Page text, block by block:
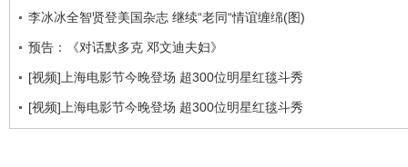
李冰冰全智贤登美国杂志 继续“老同“情谊缠绵(图)
预告：《对话默多克 邓文迪夫妇》
[视频]上海电影节今晚登场 超300位明星红毯斗秀
[视频]上海电影节今晚登场 超300位明星红毯斗秀